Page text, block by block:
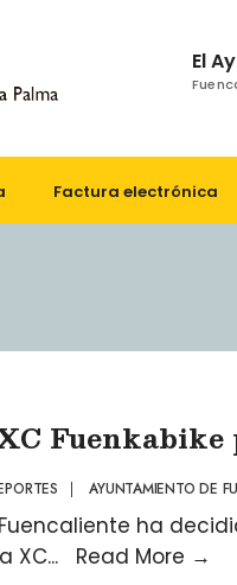
El
Factura electrónica
| AYUNTAMIENTO DE
ha
XC... Read More →